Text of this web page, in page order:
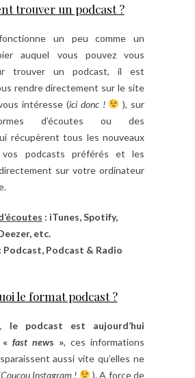
trouver un podcast ?
un peu comme un
auquel vous pouvez vous
trouver un podcast, il est
rendre directement sur le site
intéresse (ici donc !
), sur
d’écoutes ou des
récupèrent tous les nouveaux
podcasts préférés et les
sur votre ordinateur
: iTunes, Spotify,
etc.
: Podcast, Podcast & Radio
le format podcast ?
le podcast est aujourd’hui
fast news », ces informations
aussi vite qu’elles ne
Coucou Instagram ! ). A force de